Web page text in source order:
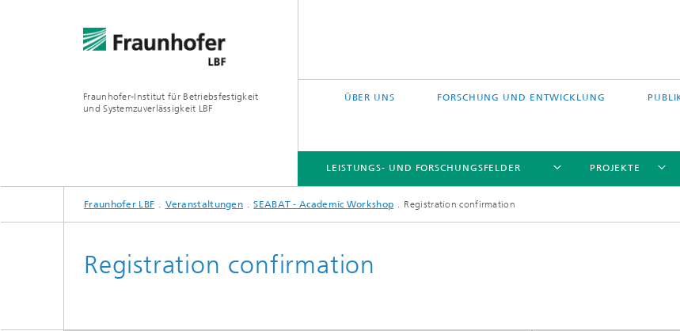
Fraunhofer-Institut für Betriebsfestigkeit
und Systemzuverlässigkeit LBF
ÜBER UNS FORSCHUNG UND ENTWICKLUNG
LEISTUNGS- UND FORSCHUNGSFELDER
LEISTUNGS- UND FORSCHUNGSFELDER
PROJEKTE
PROJEKTE
QUERSCHNITTS- UND FOKUSTHEMEN
Fraunhofer LBF Veranstaltungen SEABAT - Academic Workshop Registration confirmation
Registration confirmation